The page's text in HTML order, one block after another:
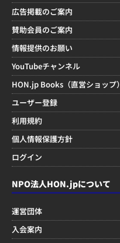
広告掲載のご案内
賛助会員のご案内
情報提供のお願い
YouTubeチャンネル
HON.jp Books（直営ショップ）
ユーザー登録
利用規約
個人情報保護方針
ログイン
NPO法人HON.jpについて
運営団体
入会案内